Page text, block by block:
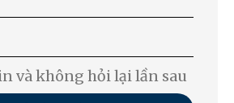
và không hỏi lại lần sau